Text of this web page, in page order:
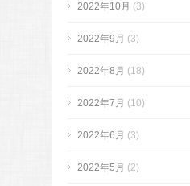
2022年10月 (3)
2022年9月 (3)
2022年8月 (18)
2022年7月 (10)
2022年6月 (3)
2022年5月 (2)